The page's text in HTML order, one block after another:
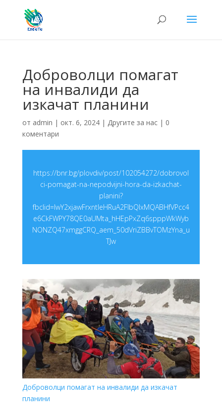
Доброволци помагат
на инвалиди да
изкачат планини
от admin | окт. 6, 2024| Другите за нас| 0
коментари
https://bnr.bg/plovdiv/post/102054272/dobrovol
ci-pomagat-na-nepodvijni-hora-da-izkachat-
planini?
fbclid=IwY2xjawFrxntleHRuA2FlbQIxMQABHfVPcc4
e6CkFWPY78QE0aUMta_hHEpPxZq6spppWkWyb
NONZQ47xmggCRQ_aem_50dVriZBBvTOMzYna_u
TJw
Доброволци помагат на инвалиди да изкачат
планини